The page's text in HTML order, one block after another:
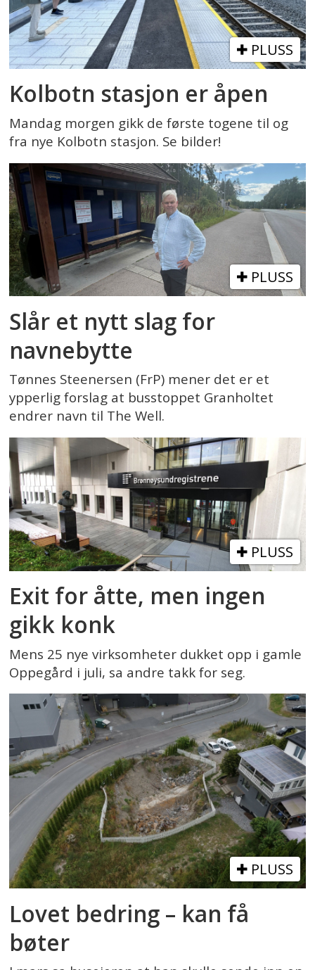
PLUSS
Kolbotn stasjon er åpen
Mandag morgen gikk de første togene til og
fra nye Kolbotn stasjon. Se bilder!
PLUSS
Slår et nytt slag for
navnebytte
Tønnes Steenersen (FrP) mener det er et
ypperlig forslag at busstoppet Granholtet
endrer navn til The Well.
PLUSS
Exit for åtte, men ingen
gikk konk
Mens 25 nye virksomheter dukket opp i gamle
Oppegård i juli, sa andre takk for seg.
PLUSS
Lovet bedring – kan få
bøter